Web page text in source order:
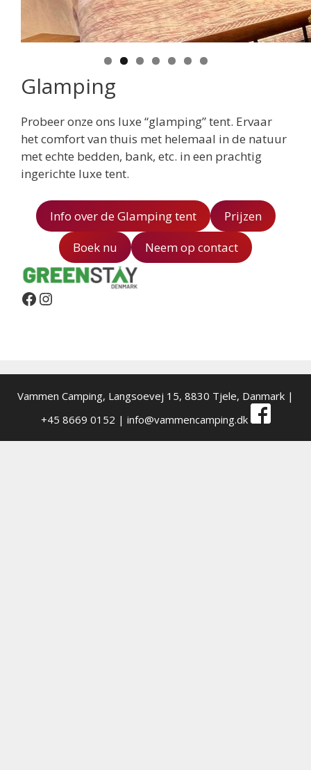
Glamping
Probeer onze ons luxe “glamping” tent. Ervaar
het comfort van thuis met helemaal in de natuur
met echte bedden, bank, etc. in een prachtig
ingerichte luxe tent.
Info over de Glamping tent
Prijzen
Boek nu
Neem op contact
Facebook
Instagram
Vammen Camping, Langsoevej 15, 8830 Tjele, Danmark |
+45 8669 0152 | info@vammencamping.dk